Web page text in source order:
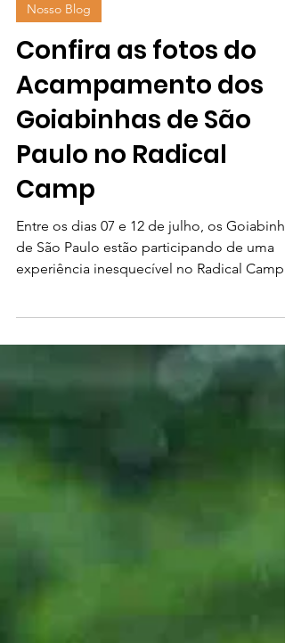
Nosso Blog
Confira as fotos do
Acampamento dos
Goiabinhas de São
Paulo no Radical
Camp
Entre os dias 07 e 12 de julho, os
experiência inesquecível no Radical Camp.
Com o tema “Remanescentes: Chamado